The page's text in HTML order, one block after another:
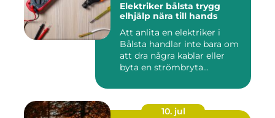
Elektriker bålsta trygg
elhjälp nära till hands
Att anlita en elektriker i
Bålsta handlar inte bara om
att dra några kablar eller
byta en strömbryta...
10. jul